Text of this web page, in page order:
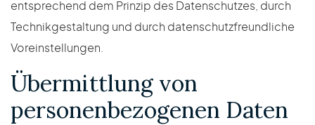
entsprechend dem Prinzip des Datenschutzes, durch
Technikgestaltung und durch datenschutzfreundliche
Voreinstellungen.
Übermittlung von
personenbezogenen Daten